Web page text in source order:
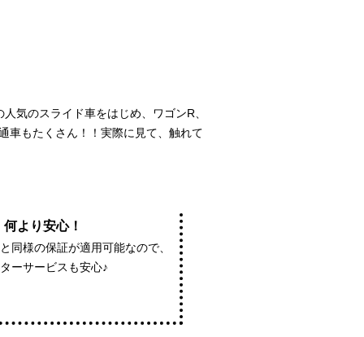
気のスライド車をはじめ、ワゴンR、
車もたくさん！！実際に見て、触れて
何より安心！
同様の保証が適用可能なので、
ーサービスも安心♪